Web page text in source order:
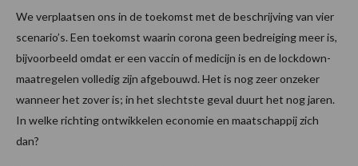
We verplaatsen ons in de toekomst met de beschrijving van vier
scenario’s. Een toekomst waarin corona geen bedreiging meer is,
bijvoorbeeld omdat er een vaccin of medicijn is en de lockdown-
maatregelen volledig zijn afgebouwd. Het is nog zeer onzeker
wanneer het zover is; in het slechtste geval duurt het nog jaren.
In welke richting ontwikkelen economie en maatschappij zich
dan?